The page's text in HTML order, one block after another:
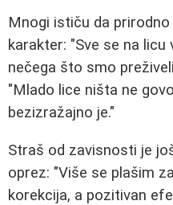
Mnogi ističu da
karakter: "Sve se na licu
nečega što smo
"Mlado lice ništa ne
bezizražajno je."
Straš od zavisnosti je
oprez: "Više se plašim
korekcija, a pozitivan